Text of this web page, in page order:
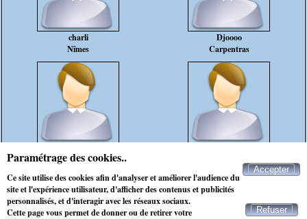
Paramétrage des cookies..
Ce site utilise des cookies afin d'analyser et améliorer l'audience du
site et l'expérience utilisateur, d'afficher des contenus et publicités
personnalisés, et d'interagir avec les réseaux sociaux.
Cette page vous permet de donner ou de retirer votre
Accepter
Refuser
charli
Nîmes
Djoooo
Carpentras
Bagnols-sur-Cèze
Montpellier
rencontre célibataire bouquet
Contacter Maxichat